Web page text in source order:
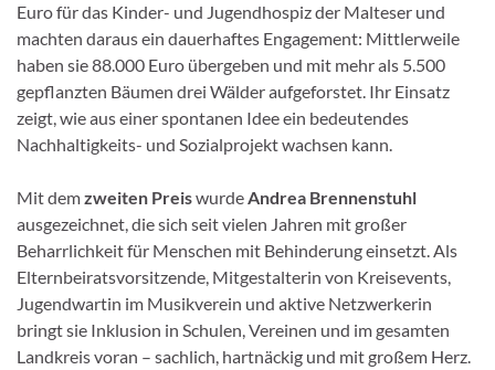
Euro für das Kinder- und Jugendhospiz der Malteser und
machten daraus ein dauerhaftes Engagement: Mittlerweile
haben sie 88.000 Euro übergeben und mit mehr als 5.500
gepflanzten Bäumen drei Wälder aufgeforstet. Ihr Einsatz
zeigt, wie aus einer spontanen Idee ein bedeutendes
Nachhaltigkeits- und Sozialprojekt wachsen kann.
Mit demzweiten PreiswurdeAndrea Brennenstuhl
ausgezeichnet, die sich seit vielen Jahren mit großer
Beharrlichkeit für Menschen mit Behinderung einsetzt. Als
Elternbeiratsvorsitzende, Mitgestalterin von Kreisevents,
Jugendwartin im Musikverein und aktive Netzwerkerin
bringt sie Inklusion in Schulen, Vereinen und im gesamten
Landkreis voran – sachlich, hartnäckig und mit großem Herz.